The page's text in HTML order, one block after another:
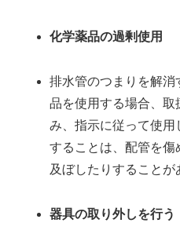
化学薬品の過剰使用
排水管のつまりを解
品を使用する場合、取
み、指示に従って使用
することは、配管を傷
及ぼしたりすることが
器具の取り外しを行う